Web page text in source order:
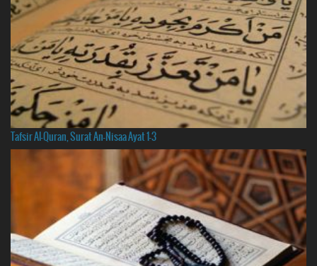
Tafsir Al-Quran, Surat An-Nisaa Ayat 1-3